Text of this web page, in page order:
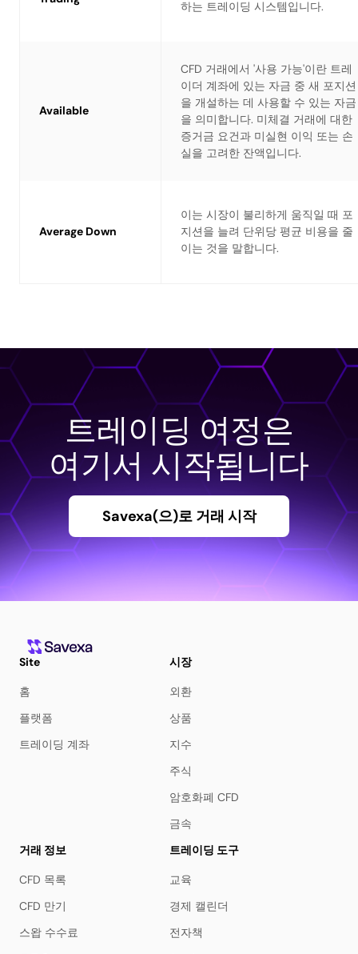
하는 트레이딩 시스템입니다.
Available
CFD 거래에서 '사용 가능'이란 트레
이더 계좌에 있는 자금 중 새 포지션
을 개설하는 데 사용할 수 있는 자금
을 의미합니다. 미체결 거래에 대한
증거금 요건과 미실현 이익 또는 손
실을 고려한 잔액입니다.
Average Down
이는 시장이 불리하게 움직일 때 포
지션을 늘려 단위당 평균 비용을 줄
이는 것을 말합니다.
트레이딩 여정은
여기서 시작됩니다
Savexa(으)로 거래 시작
Site
홈
플랫폼
트레이딩 계좌
시장
외환
상품
지수
주식
암호화폐 CFD
금속
거래 정보
CFD 목록
CFD 만기
스왑 수수료
트레이딩 도구
교육
경제 캘린더
전자책